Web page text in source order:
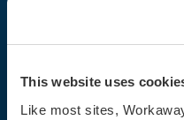
This website uses
Like most sites,
Registrarse como anfitrión
Descuentos y Socios